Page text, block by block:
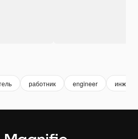
работник engineer